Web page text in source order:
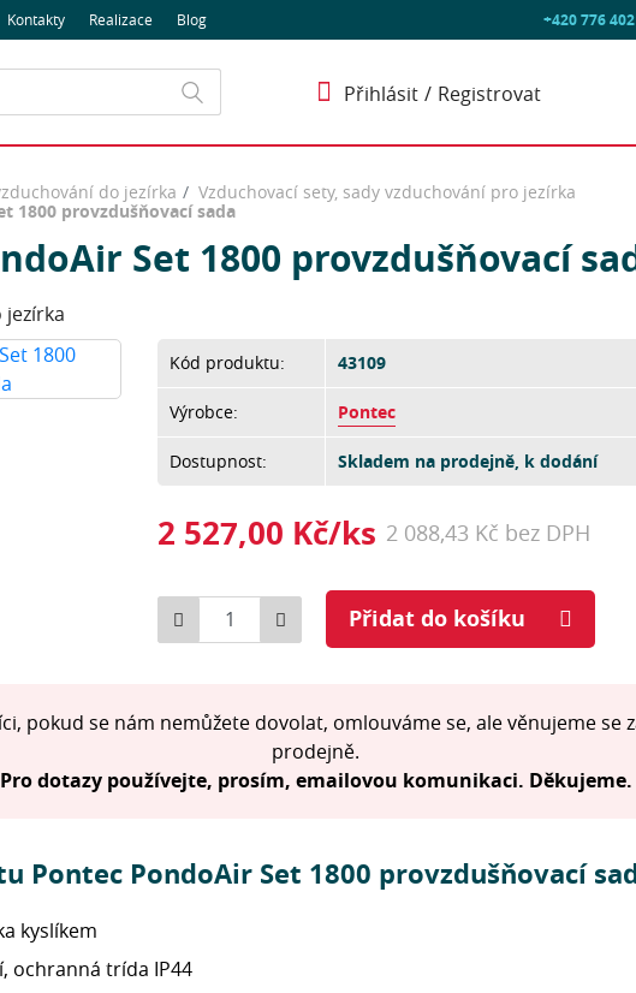
+420 776
Kontakty Realizace Blog
Přihlásit Registrovat
do jezírka
Vzduchovací sety, sady vzduchování pro jezírka
1800 provzdušňovací sada
Set 1800 provzdušňovací
jezírka
Kód produktu: 43109
Výrobce: Pontec
Dostupnost: Skladem na prodejně, k dodání
2 527,00 Kč/ks 2 088,43 Kč bez DPH
Počet Přidat do košíku
pokud se nám nemůžete dovolat, omlouváme se, ale věnujeme se
prodejně.
Pro dotazy používejte, prosím, emailovou komunikaci. Děkujeme.
Pontec PondoAir Set 1800 provzdušňovací
kyslíkem
ochranná trída IP44